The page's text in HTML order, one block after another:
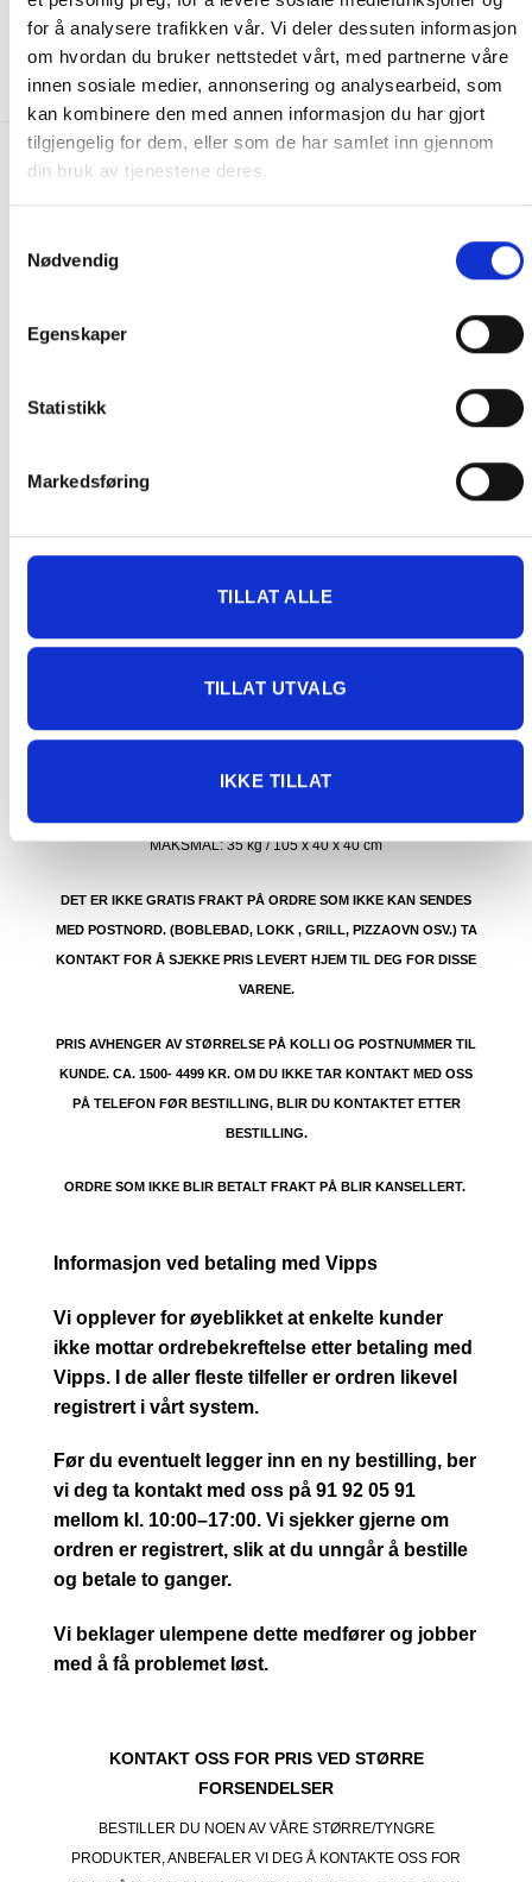
for å analysere trafikken vår. Vi deler dessuten informasjon
om hvordan du bruker nettstedet vårt, med partnerne våre
innen sosiale medier, annonsering og analysearbeid, som
kan kombinere den med annen informasjon du har gjort
tilgjengelig for dem, eller som de har samlet inn gjennom
din bruk av tjenestene deres.
Nødvendig
Egenskaper
Statistikk
Markedsføring
TILLAT ALLE
TILLAT UTVALG
IKKE TILLAT
345.00 kr
KJØP
255.00 kr
IKKE PÅ LAGER
FRAKT PÅ ORDRE 0-1499 kroner:
handlekurven/checkout. Prisen avhenger av vekt eller volumvekt
pakken enten for tung, eller varen har fått frakten fjernet pga.
butikk, og får derfor kun opp valget klikk & hent. Hør med oss på
dørmatten):
GRATIS FRAKT PÅ ORDRE OVER 1500 KR SOM KAN SENDES
MAKSMÅL:35 kg / 105 x 40 x 40 cm
DET ER IKKE GRATIS FRAKT PÅ ORDRE SOM IKKE KAN SENDES
MED POSTNORD. (BOBLEBAD, LOKK , GRILL, PIZZAOVN OSV.) TA
KONTAKT FOR Å SJEKKE PRIS LEVERT HJEM TIL DEG FOR DISSE
VARENE.
PRIS AVHENGER AV STØRRELSE PÅ KOLLI OG POSTNUMMER TIL
KUNDE. CA. 1500- 4499 KR. OM DU IKKE TAR KONTAKT MED OSS
PÅ TELEFON FØR BESTILLING, BLIR DU KONTAKTET ETTER
BESTILLING.
ORDRE SOM IKKE BLIR BETALT FRAKT PÅ BLIR KANSELLERT.
Informasjon ved betaling med Vipps
Vi opplever for øyeblikket at enkelte kunder
ikke mottar ordrebekreftelse etter betaling med
Vipps. I de aller fleste tilfeller er ordren likevel
registrert i vårt system.
Før du eventuelt legger inn en ny bestilling, ber
vi deg ta kontakt med oss på 91 92 05 91
mellom kl. 10:00–17:00. Vi sjekker gjerne om
ordren er registrert, slik at du unngår å bestille
og betale to ganger.
Vi beklager ulempene dette medfører og jobber
med å få problemet løst.
KONTAKT OSS FOR PRIS VED STØRRE
FORSENDELSER
BESTILLER DU NOEN AV VÅRE STØRRE/TYNGRE
PRODUKTER, ANBEFALER VI DEG Å KONTAKTE OSS FOR